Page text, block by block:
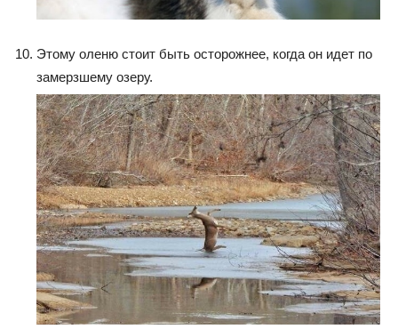
Этому оленю стоит быть осторожнее, когда он идет по
замерзшему озеру.